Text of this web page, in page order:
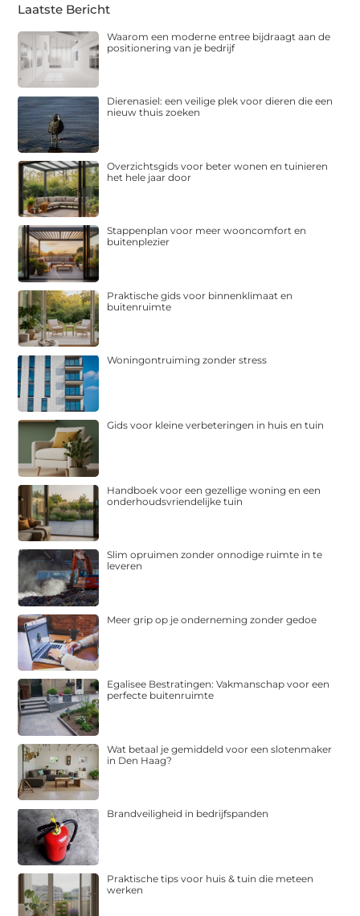
Laatste Bericht
Waarom een moderne entree bijdraagt aan de
positionering van je bedrijf
Dierenasiel: een veilige plek voor dieren die een
nieuw thuis zoeken
Overzichtsgids voor beter wonen en tuinieren
het hele jaar door
Stappenplan voor meer wooncomfort en
buitenplezier
Praktische gids voor binnenklimaat en
buitenruimte
Woningontruiming zonder stress
Gids voor kleine verbeteringen in huis en tuin
Handboek voor een gezellige woning en een
onderhoudsvriendelijke tuin
Slim opruimen zonder onnodige ruimte in te
leveren
Meer grip op je onderneming zonder gedoe
Egalisee Bestratingen: Vakmanschap voor een
perfecte buitenruimte
Wat betaal je gemiddeld voor een slotenmaker
in Den Haag?
Brandveiligheid in bedrijfspanden
Praktische tips voor huis & tuin die meteen
werken